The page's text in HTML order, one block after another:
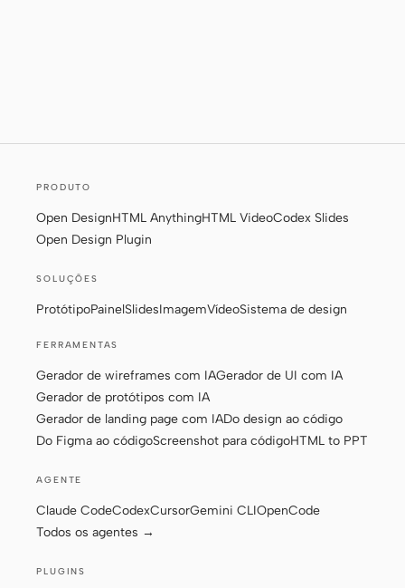
Slides
Vídeo
FUNÇÕES
Criador solo
Engenharia Product Managers
Marketing
Gerador de wireframes
com IA
Gerador de protótipos
PRODUTO
Open DesignHTML AnythingHTML VideoCodex Slides
Open Design Plugin
SOLUÇÕES
ProtótipoPainelSlidesImagemVídeoSistema de design
FERRAMENTAS
Gerador de wireframes com IAGerador de UI com IA
Gerador de protótipos com IA
Gerador de landing page com IADo design ao código
Do Figma ao códigoScreenshot para códigoHTML to PPT
AGENTE
Claude CodeCodexCursorGemini CLIOpenCode
Todos os agentes →
PLUGINS